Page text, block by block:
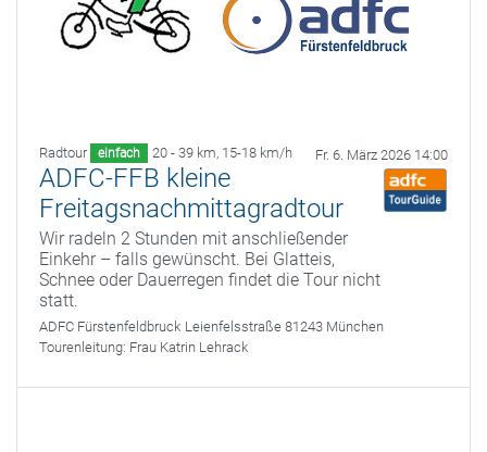
Radtour einfach 20 - 39 km, 15-18 km/h Fr. 6. März 2026 14:00
ADFC-FFB kleine
Freitagsnachmittagradtour
Wir radeln 2 Stunden mit anschließender
Einkehr – falls gewünscht. Bei Glatteis,
Schnee oder Dauerregen findet die Tour nicht
statt.
ADFC Fürstenfeldbruck Leienfelsstraße 81243 München
Tourenleitung: Frau Katrin Lehrack